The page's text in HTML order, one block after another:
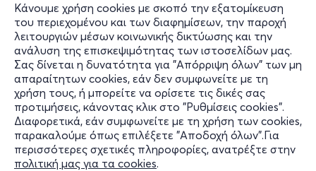
Κάνουμε χρήση cookies με σκοπό την εξατομίκευση
του περιεχομένου και των διαφημίσεων, την παροχή
λειτουργιών μέσων κοινωνικής δικτύωσης και την
ανάλυση της επισκεψιμότητας των ιστοσελίδων μας.
Σας δίνεται η δυνατότητα για "Απόρριψη όλων" των μη
απαραίτητων cookies, εάν δεν συμφωνείτε με τη
χρήση τους, ή μπορείτε να ορίσετε τις δικές σας
προτιμήσεις, κάνοντας κλικ στο "Ρυθμίσεις cookies".
Διαφορετικά, εάν συμφωνείτε με τη χρήση των cookies,
παρακαλούμε όπως επιλέξετε "Αποδοχή όλων".Για
περισσότερες σχετικές πληροφορίες, ανατρέξτε στην
πολιτική μας για τα cookies.